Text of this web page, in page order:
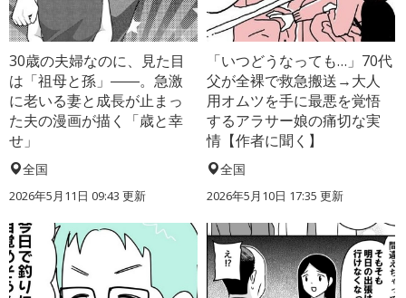
30歳の夫婦なのに、見た目
は「祖母と孫」――。急激
に老いる妻と成長が止まっ
た夫の漫画が描く「歳と幸
せ」
全国
2026年5月11日 09:43 更新
「いつどうなっても…」70代
父が全裸で救急搬送→大人
用オムツを手に最悪を覚悟
するアラサー娘の痛切な実
情【作者に聞く】
全国
2026年5月10日 17:35 更新